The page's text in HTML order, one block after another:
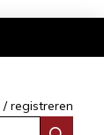
/registreren